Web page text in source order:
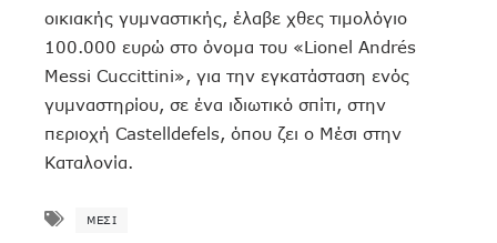
οικιακής γυμναστικής, έλαβε χθες τιμολόγιο
100.000 ευρώ στο όνομα του «Lionel Andrés
Messi Cuccittini», για την εγκατάσταση ενός
γυμναστηρίου, σε ένα ιδιωτικό σπίτι, στην
περιοχή Castelldefels, όπου ζει ο Μέσι στην
Καταλονία.
ΜΈΣΙ